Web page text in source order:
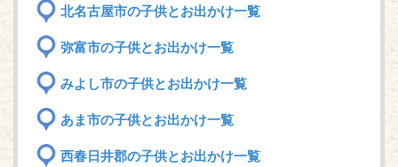
北名古屋市の子供とお出かけ一覧
弥富市の子供とお出かけ一覧
みよし市の子供とお出かけ一覧
あま市の子供とお出かけ一覧
西春日井郡の子供とお出かけ一覧